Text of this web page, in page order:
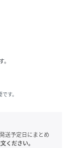
す。
送予定日にまとめ
ください。